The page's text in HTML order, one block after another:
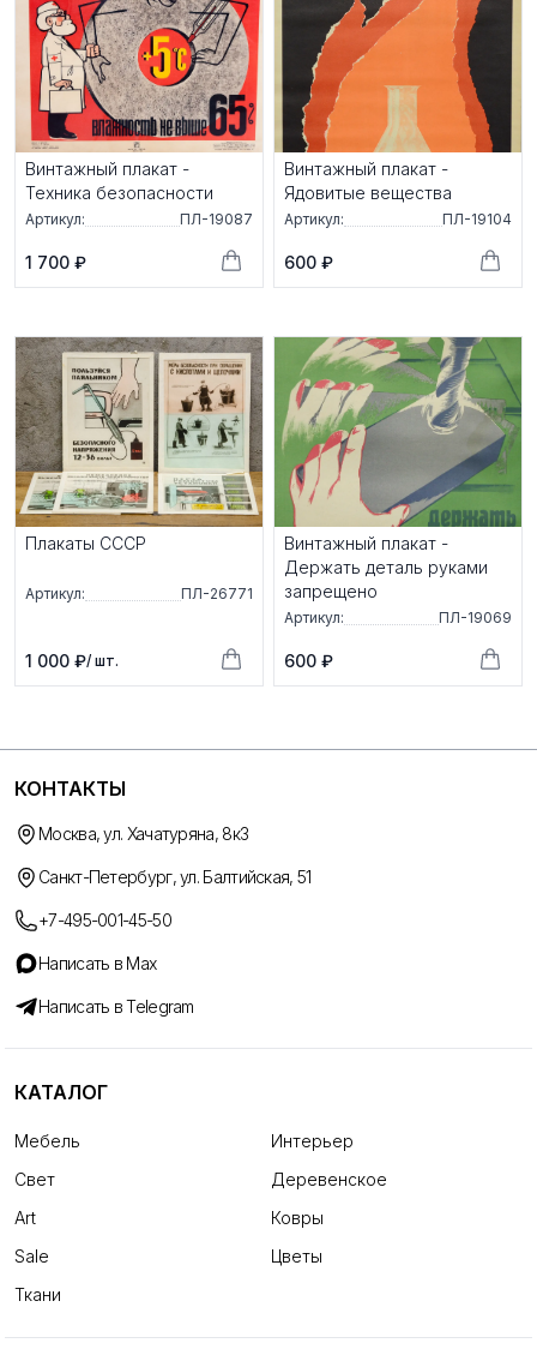
Винтажный плакат -
Техника безопасности
Артикул: ПЛ-19087
1 700 ₽
Винтажный плакат -
Ядовитые вещества
Артикул: ПЛ-19104
600 ₽
Плакаты СССР
Артикул: ПЛ-26771
1 000 ₽/ шт.
Винтажный плакат -
Держать деталь руками
запрещено
Артикул: ПЛ-19069
600 ₽
КОНТАКТЫ
Москва, ул. Хачатуряна, 8к3
Санкт-Петербург, ул. Балтийская, 51
+7-495-001-45-50
Написать в Max
Написать в Telegram
КАТАЛОГ
Мебель
Интерьер
Свет
Деревенское
Art
Ковры
Sale
Цветы
Ткани